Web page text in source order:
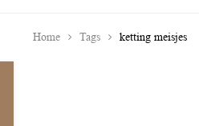
Home Tags ketting meisjes